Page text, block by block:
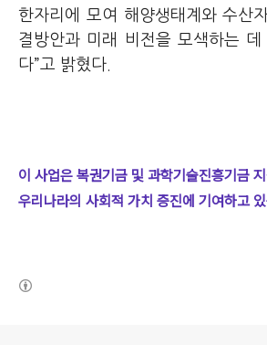
한자리에 모여 해양생태계와 수산
결방안과 미래 비전을 모색하는
다”고 밝혔다.
이 사업은 복권기금 및 과학기술진흥기금
우리나라의 사회적 가치 증진에 기여하고